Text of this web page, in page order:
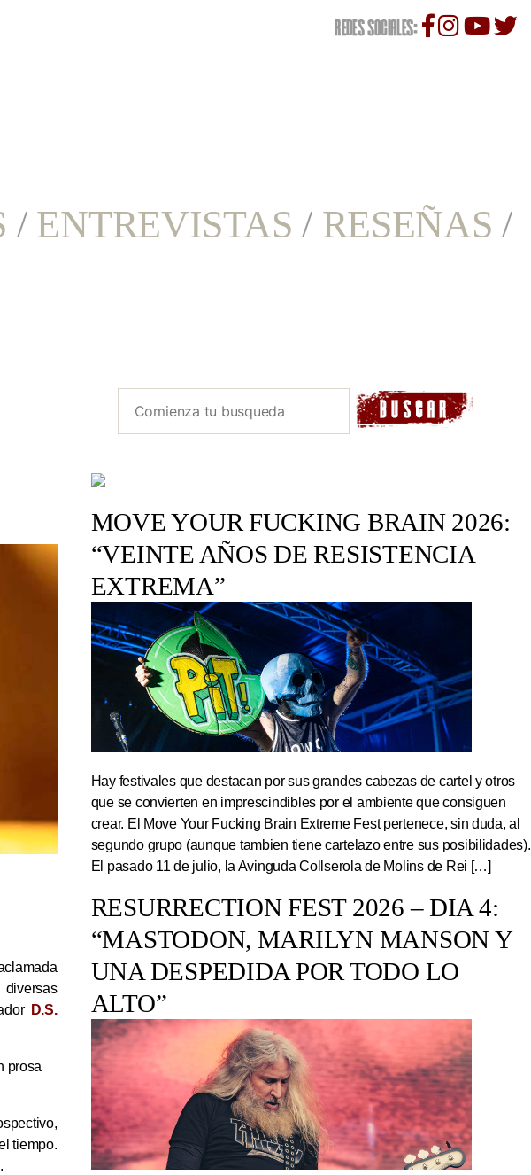
REDES SOCIALES:
/ ENTREVISTAS / RESEÑAS /
D.S.
prosa
tiempo.
MOVE YOUR FUCKING BRAIN 2026:
“VEINTE AÑOS DE RESISTENCIA
EXTREMA”
Hay festivales que destacan por sus grandes cabezas de cartel y otros
que se convierten en imprescindibles por el ambiente que consiguen
crear. El Move Your Fucking Brain Extreme Fest pertenece, sin duda, al
segundo grupo (aunque tambien tiene cartelazo entre sus posibilidades).
El pasado 11 de julio, la Avinguda Collserola de Molins de Rei […]
RESURRECTION FEST 2026 – DIA 4:
“MASTODON, MARILYN MANSON Y
UNA DESPEDIDA POR TODO LO
ALTO”